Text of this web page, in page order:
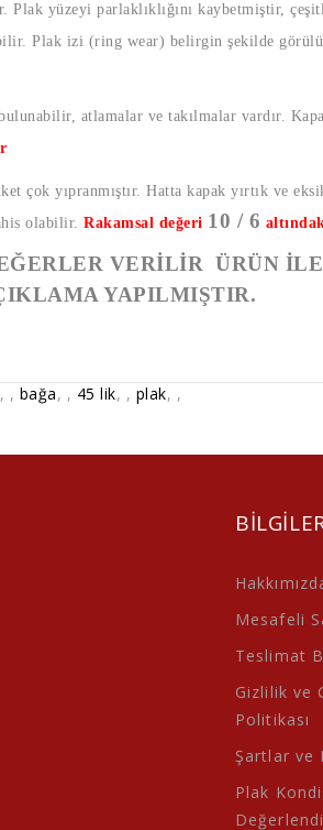
Plak yüzeyi parlaklıklığını kaybetmiştir,
Plak izi (ring wear) belirgin şekilde
atlamalar ve takılmalar vardır.
çok yıpranmıştır. Hatta kapak yırtık ve
olabilir. Rakamsal değeri 10 / 6
VERİLİR ÜRÜN
YAPILMIŞTIR.
, , bağa, , 45 lik, , plak, ,
Mesafeli
Teslimat
Gizlilik ve
Politikası
Şartlar ve
Plak